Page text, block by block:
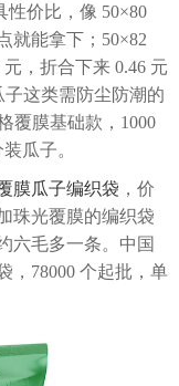
性价比，像 50×80
就能拿下；50×82
，折合下来 0.46 元
子这类需防尘防潮的
覆膜基础款，1000
瓜子。
膜瓜子编织袋 ，价
珠光覆膜的编织袋
六毛多一条。中国
，78000 个起批，单